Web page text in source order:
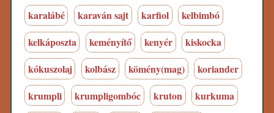
karalábé
karaván sajt karfiol
kelbimbó
kelkáposzta
keményítő kenyér
kiskocka
kókuszolaj
kolbász kömény(mag)
koriander
krumpli
krumpligombóc kruton
kurkuma